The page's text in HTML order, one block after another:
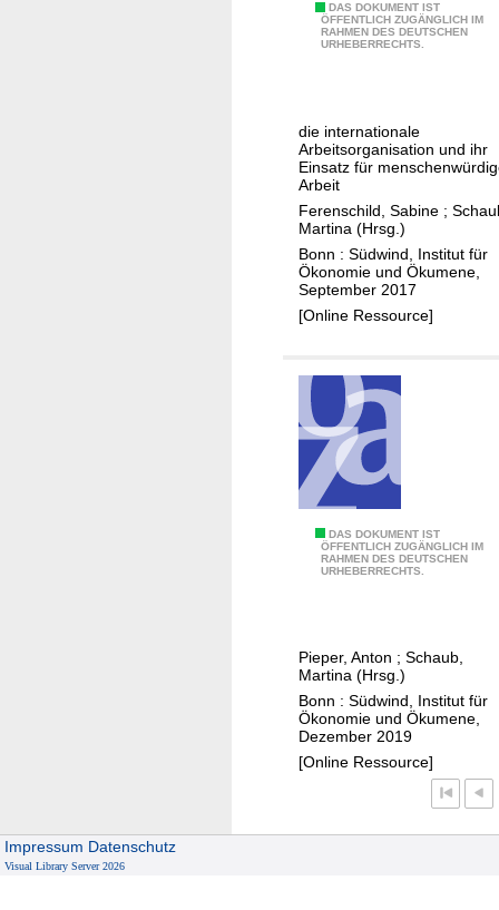
DAS DOKUMENT IST
ÖFFENTLICH ZUGÄNGLICH IM
RAHMEN DES DEUTSCHEN
URHEBERRECHTS.
M
o
n
g
e
s
c
h
e
t
r
?
die internationale
Arbeitsorganisation und ihr
Einsatz für
Arbeit
Ferenschild, Sabine ;
Martina (Hrsg.)
Bonn : Südwind, Institut für
Ökonomie und Ökumene,
September 2017
[Online Ressource]
DAS DOKUMENT IST
ÖFFENTLICH ZUGÄNGLICH IM
RAHMEN DES DEUTSCHEN
URHEBERRECHTS.
M
c
h
e
r
h
Pieper, Anton ; Schaub,
Martina (Hrsg.)
Bonn : Südwind, Institut für
Ökonomie und Ökumene,
Dezember 2019
[Online Ressource]
Impressum Datenschutz
Visual Library Server 2026